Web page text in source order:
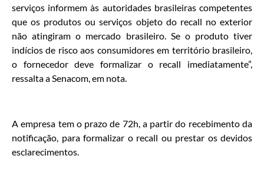
serviços informem às autoridades brasileiras competentes
que os produtos ou serviços objeto do recall no exterior
não atingiram o mercado brasileiro. Se o produto tiver
indícios de risco aos consumidores em território brasileiro,
o fornecedor deve formalizar o recall imediatamente”,
ressalta a Senacom, em nota.
A empresa tem o prazo de 72h, a partir do recebimento da
notificação, para formalizar o recall ou prestar os devidos
esclarecimentos.